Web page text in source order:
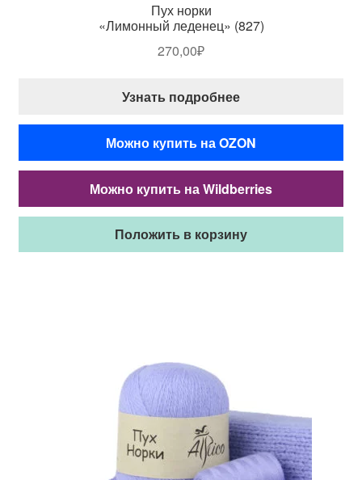
Пух норки
«Лимонный леденец» (827)
270,00₽
Узнать подробнее
Можно купить на OZON
Можно купить на Wildberries
Положить в корзину